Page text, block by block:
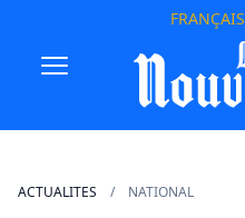
FRANÇAIS
ACTUALITES NATIONAL